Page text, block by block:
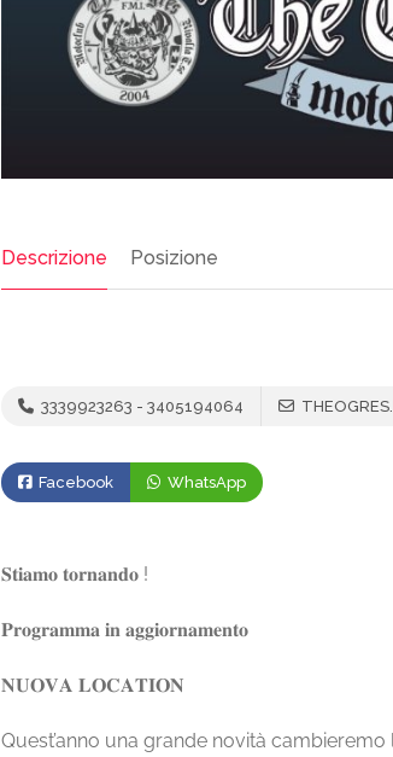
Descrizione Posizione
3339923263 - 3405194064
Facebook WhatsApp
𝐒𝐭𝐢𝐚𝐦𝐨 𝐭𝐨𝐫𝐧𝐚𝐧𝐝𝐨 !
𝐏𝐫𝐨𝐠𝐫𝐚𝐦𝐦𝐚 𝐢𝐧 𝐚𝐠𝐠𝐢𝐨𝐫𝐧𝐚𝐦𝐞𝐧𝐭𝐨
𝐍𝐔𝐎𝐕𝐀 𝐋𝐎𝐂𝐀𝐓𝐈𝐎𝐍
Quest’anno una grande novità